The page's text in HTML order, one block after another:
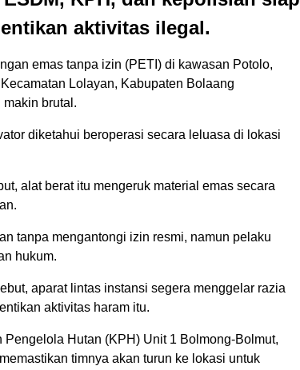
aktivitas ilegal.
emas tanpa izin (PETI) di kawasan Potolo,
Lolayan, Kabupaten Bolaang
makin brutal.
diketahui beroperasi secara leluasa di lokasi
alat berat itu mengeruk material emas secara
tanpa mengantongi izin resmi, namun pelaku
hukum.
aparat lintas instansi segera menggelar razia
aktivitas haram itu.
Pengelola Hutan (KPH) Unit 1 Bolmong-Bolmut,
timnya akan turun ke lokasi untuk